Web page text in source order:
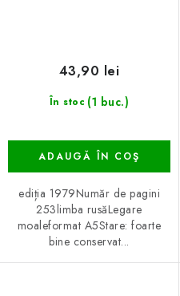
În stoc (1 buc.)
43,90 lei
ADAUGĂ ÎN COŞ
ediția 1979Număr de pagini
253limba rusăLegare
moaleformat A5Stare: foarte
bine conservat...